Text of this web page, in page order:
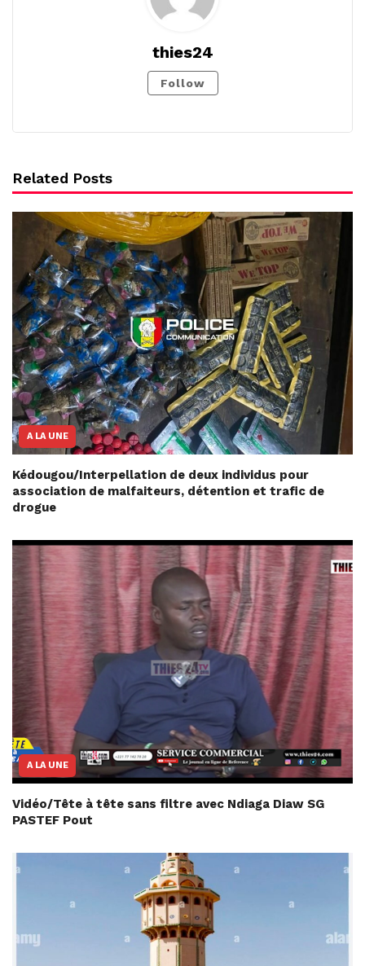
thies24
Follow
Related Posts
A LA UNE
Kédougou/Interpellation de deux individus pour
association de malfaiteurs, détention et trafic de
drogue
A LA UNE
Vidéo/Tête à tête sans filtre avec Ndiaga Diaw SG
PASTEF Pout